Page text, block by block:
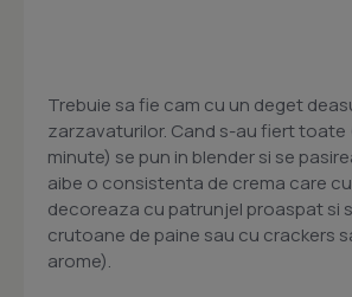
Trebuie sa fie cam cu un deget
zarzavaturilor. Cand s-au fiert toate
minute) se pun in blender si se
aibe o consistenta de crema care
decoreaza cu patrunjel proaspat si
crutoane de paine sau cu crackers
arome).